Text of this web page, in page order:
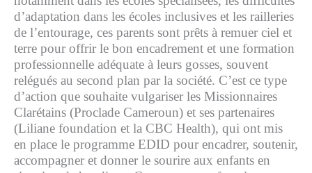
d’adaptation dans les écoles inclusives et les railleries
de l’entourage, ces parents sont prêts à remuer ciel et
terre pour offrir le bon encadrement et une formation
professionnelle adéquate à leurs gosses, souvent
relégués au second plan par la société. C’est ce type
d’action que souhaite vulgariser les Missionnaires
Clarétains (Proclade Cameroun) et ses partenaires
(Liliane foundation et la CBC Health), qui ont mis
en place le programme EDID pour encadrer, soutenir,
accompagner et donner le sourire aux enfants en